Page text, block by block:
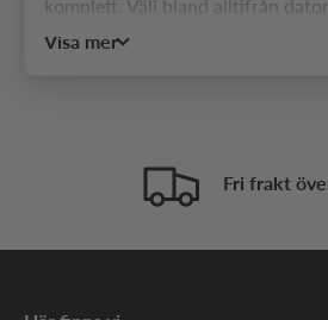
komplett. Välj bland alltifrån
och USB-hubbar som hjälper dig
enhet så som du önskar.
igenom vårt breda utbud av
Visa mer
Fri frakt